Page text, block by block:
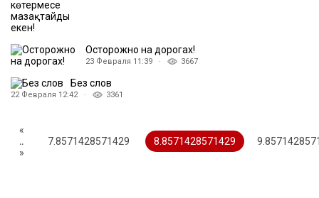
Осторожно на дорогах!
23 Февраля 11:39 · 3667
Без слов
22 Февраля 12:42 · 3361
«
..
7.8571428571429 8.8571428571429
»